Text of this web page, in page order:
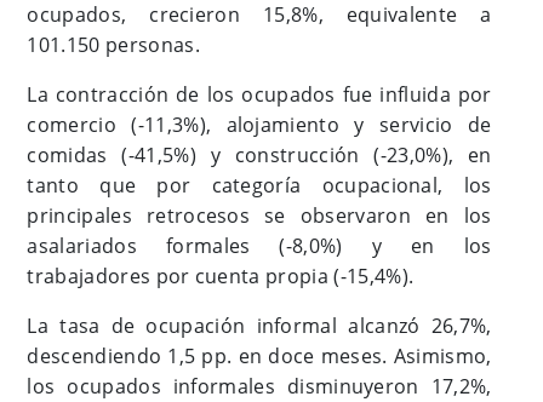
ocupados, crecieron 15,8%, equivalente a
101.150 personas.
La contracción de los ocupados fue influida por
comercio (-11,3%), alojamiento y servicio de
comidas (-41,5%) y construcción (-23,0%), en
tanto que por categoría ocupacional, los
principales retrocesos se observaron en los
asalariados formales (-8,0%) y en los
trabajadores por cuenta propia (-15,4%).
La tasa de ocupación informal alcanzó 26,7%,
descendiendo 1,5 pp. en doce meses. Asimismo,
los ocupados informales disminuyeron 17,2%,